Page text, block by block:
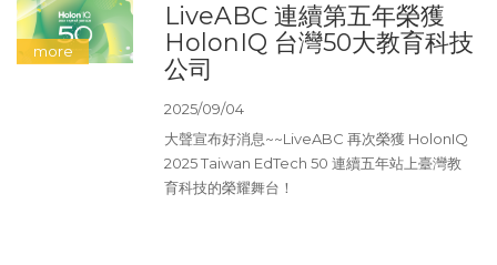
LiveABC 連續第五年榮獲
HolonIQ 台灣50大教育科技
公司
2025/09/04
大聲宣布好消息~~LiveABC 再次榮獲 HolonIQ
2025 Taiwan EdTech 50 連續五年站上臺灣教
育科技的榮耀舞台！